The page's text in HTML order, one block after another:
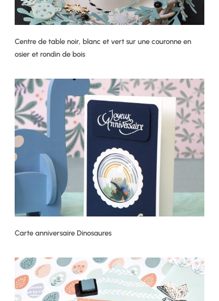
Centre de table noir, blanc et vert sur une couronne en
osier et rondin de bois
Carte anniversaire Dinosaures